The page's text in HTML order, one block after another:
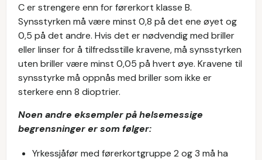
C er strengere enn for førerkort klasse B.
Synsstyrken må være minst 0,8 på det ene øyet og
0,5 på det andre. Hvis det er nødvendig med briller
eller linser for å tilfredsstille kravene, må synsstyrken
uten briller være minst 0,05 på hvert øye. Kravene til
synsstyrke må oppnås med briller som ikke er
sterkere enn 8 dioptrier.
Noen andre eksempler på helsemessige
begrensninger er som følger:
Yrkessjåfør med førerkortgruppe 2 og 3 må ha